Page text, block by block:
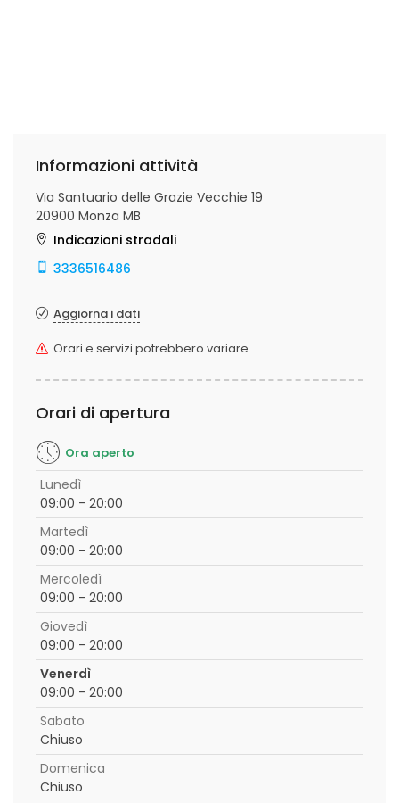
Informazioni attività
Via Santuario delle Grazie Vecchie 19
20900 Monza MB
Indicazioni stradali
3336516486
Aggiorna i dati
Orari e servizi potrebbero variare
Orari di apertura
Ora aperto
Lunedì
09:00 - 20:00
Martedì
09:00 - 20:00
Mercoledì
09:00 - 20:00
Giovedì
09:00 - 20:00
Venerdì
09:00 - 20:00
Sabato
Chiuso
Domenica
Chiuso